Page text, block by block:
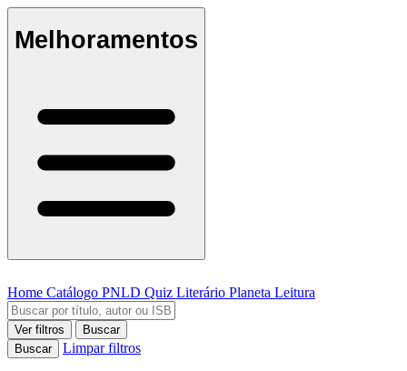
Melhoramentos
Home Catálogo PNLD Quiz Literário Planeta Leitura
Ver filtros
Buscar
Buscar
Limpar filtros